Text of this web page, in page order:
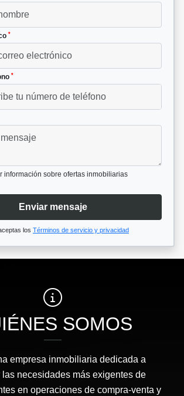
*
*
información sobre ofertas inmobiliarias
Enviar mensaje
los Términos de servicio y privacidad
SOMOS
empresa inmobiliaria dedicada a
las necesidades más exigentes de
en operaciones de compra-venta y